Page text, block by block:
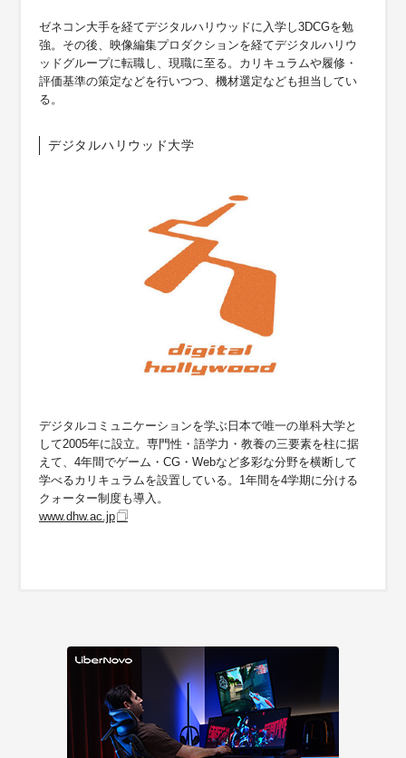
ゼネコン大手を経てデジタルハリウッドに入学し3DCGを勉
強。その後、映像編集プロダクションを経てデジタルハリウ
ッドグループに転職し、現職に至る。カリキュラムや履修・
評価基準の策定などを行いつつ、機材選定なども担当してい
る。
デジタルハリウッド大学
デジタルコミュニケーションを学ぶ日本で唯一の単科大学と
して2005年に設立。専門性・語学力・教養の三要素を柱に据
えて、4年間でゲーム・CG・Webなど多彩な分野を横断して
学べるカリキュラムを設置している。1年間を4学期に分ける
クォーター制度も導入。
www.dhw.ac.jp